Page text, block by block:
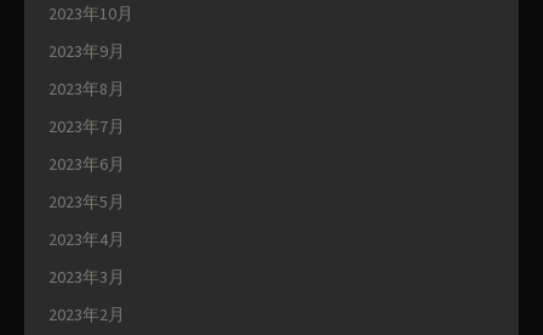
2023年10月
2023年9月
2023年8月
2023年7月
2023年6月
2023年5月
2023年4月
2023年3月
2023年2月